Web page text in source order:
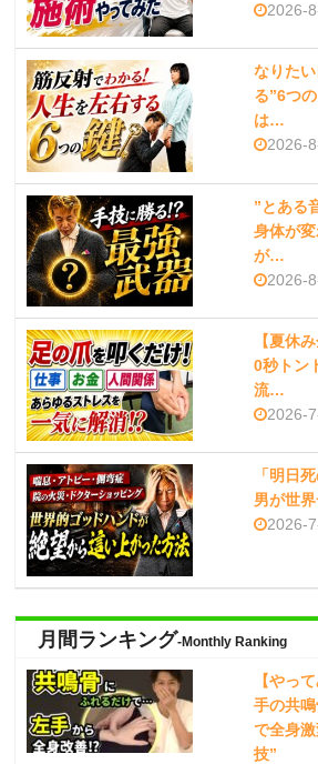
2026-
なりた
る”6つ
は…
2026-
”とある
身体が
が…
2026-
【夏休
0秒トン
流…
2026-
「明日
男が世
2026-
月間ランキング-Monthly Ranking
【やっ
手の共
で全身
技”